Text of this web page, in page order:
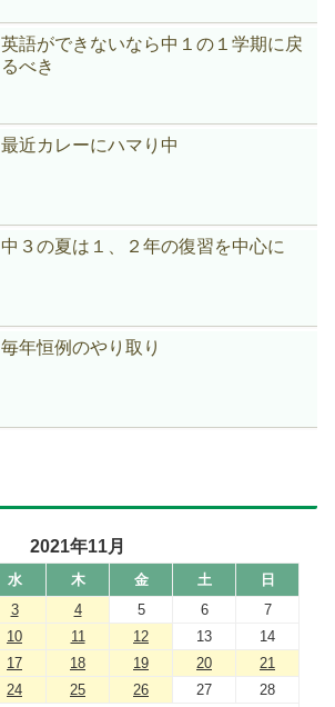
英語ができないなら中１の１学期に戻
るべき
最近カレーにハマり中
中３の夏は１、２年の復習を中心に
毎年恒例のやり取り
2021年11月
水 木 金 土
日
3 4 5 6
7
10 11 12 13
14
17 18 19 20
21
24 25 26 27
28